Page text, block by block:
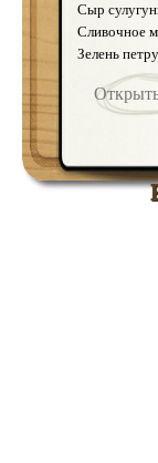
Сыр
Сливочное
Зелень
по вкусу
молотый …